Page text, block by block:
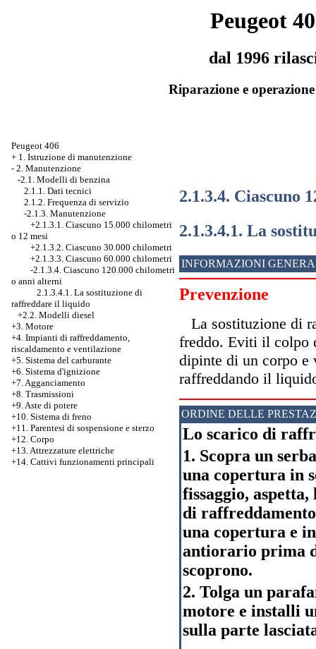
Peugeot
dal 1996
Riparazione e
Peugeot 406
+ 1. Istruzione di manutenzione
- 2. Manutenzione
-2.1. Modelli di benzina
2.1.1. Dati tecnici
2.1.2. Frequenza di servizio
-2.1.3. Manutenzione
+2.1.3.1. Ciascuno 15.000 chilometri
o 12 mesi
+2.1.3.2. Ciascuno 30.000 chilometri
+2.1.3.3. Ciascuno 60.000 chilometri
-2.1.3.4. Ciascuno 120.000 chilometri
o anni alterni
2.1.3.4.1. La sostituzione di
raffreddare il liquido
+2.2. Modelli diesel
+3. Motore
+4. Impianti di raffreddamento,
riscaldamento e ventilazione
+5. Sistema del carburante
+6. Sistema d'ignizione
+7. Agganciamento
+8. Trasmissioni
+9. Aste di potere
+10. Sistema di freno
+11. Parentesi di sospensione e sterzo
+12. Corpo
+13. Attrezzature elettriche
+14. Cattivi funzionamenti principali
2.1.3.4. Ciascuno
2.1.3.4.1. La
INFORMAZIONI
Prevenzione
La sostituzione di
freddo. Eviti il colpo
dipinte di un corpo
raffreddando il
ORDINE DELLE
Lo scarico di
1. Scopra un
una copertura in
fissaggio,
di
una copertura e
antiorario prima
scoprono.
2. Tolga un
motore e installi
sulla parte